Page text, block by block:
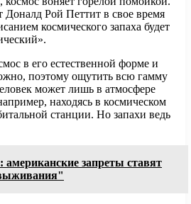
Доналд Рой Петтит в свое время
космического запаха будет
в его естественной форме и
поэтому ощутить всю гамму
может лишь в атмосфере
находясь в космическом
станции. Но запахи ведь
американские запреты ставят